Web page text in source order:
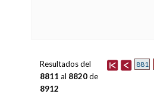
881
Resultados del
8811 al 8820de
8912